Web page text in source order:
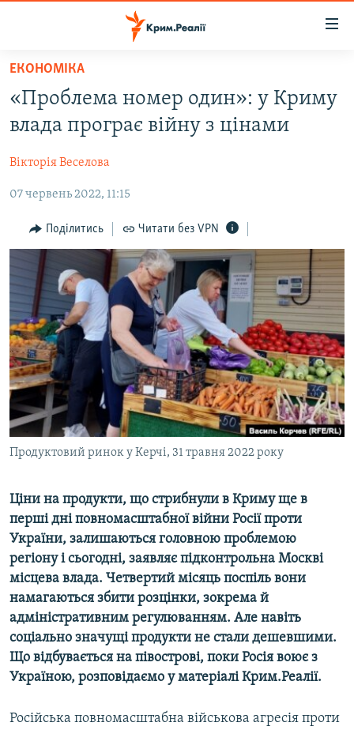
Перейти
основного
матеріалу
до
навігації
Перейти
пошуку
ВОДА.КРИМ
ВІДЕО ТА ФОТО
ПОЛІТИКА
БЛОГИ
ПОГЛЯД
ІНТЕРВ'Ю
ВСЕ ЗА ДЕНЬ
СПЕЦПРОЕКТИ
ДЕПОРТАЦІЯ
ВІДЕОУРОКИ «ELIFBE»
СВІДЧЕННЯ ОКУПАЦІЇ
УКРАЇНСЬКА ПРОБЛЕМА КРИМУ
ІНФОГРАФІКА
ЯК ОБІЙТИ БЛОКУВАННЯ
Русский
Qırımtatar
ДОЛУЧАЙСЯ!
Усі сайти RFE/RL
ЕКОНОМІКА
«Проблема номер один»: у Криму
влада програє війну з цінами
Вікторія Веселова
07 червень 2022, 11:15
Поділитись Читати без VPN
Продуктовий ринок у Керчі, 31 травня 2022 року
Ціни на продукти, що стрибнули в Криму ще в
перші дні повномасштабної війни Росії проти
України, залишаються головною проблемою
регіону і сьогодні, заявляє підконтрольна Москві
місцева влада. Четвертий місяць поспіль вони
намагаються збити розцінки, зокрема й
адміністративним регулюванням. Але навіть
соціально значущі продукти не стали дешевшими.
Що відбувається на півострові, поки Росія воює з
Україною, розповідаємо у матеріалі Крим.Реалії.
Російська повномасштабна військова агресія проти